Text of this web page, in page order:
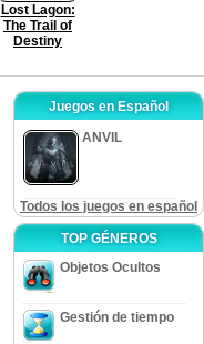
Lost Lagon:
The Trail of
Destiny
Juegos en Español
ANVIL
Todos los juegos en español
TOP GÉNEROS
Objetos Ocultos
Gestión de tiempo